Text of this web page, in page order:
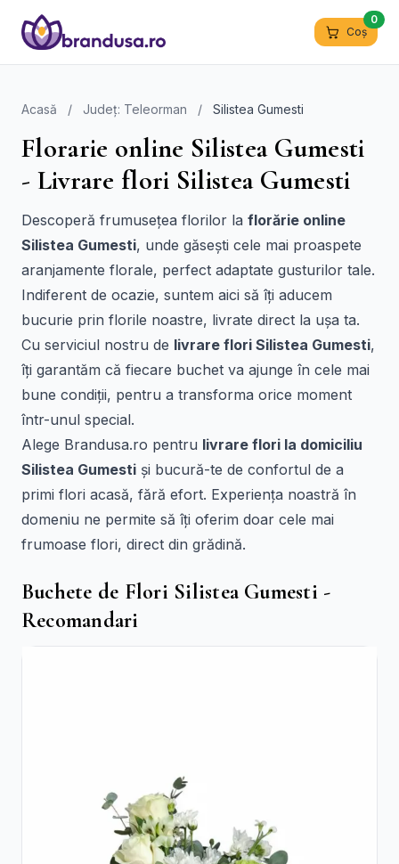
Coș
0
Acasă / Județ: Teleorman / Silistea Gumesti
Florarie online Silistea Gumesti
- Livrare flori Silistea Gumesti
Descoperă frumusețea florilor la florărie online
Silistea Gumesti, unde găsești cele mai proaspete
aranjamente florale, perfect adaptate gusturilor tale.
Indiferent de ocazie, suntem aici să îți aducem
bucurie prin florile noastre, livrate direct la ușa ta.
Cu serviciul nostru de livrare flori Silistea Gumesti,
îți garantăm că fiecare buchet va ajunge în cele mai
bune condiții, pentru a transforma orice moment
într-unul special.
Alege Brandusa.ro pentru livrare flori la domiciliu
Silistea Gumesti și bucură-te de confortul de a
primi flori acasă, fără efort. Experiența noastră în
domeniu ne permite să îți oferim doar cele mai
frumoase flori, direct din grădină.
Buchete de Flori Silistea Gumesti -
Recomandari